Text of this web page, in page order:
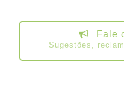
Fale
Sugestões,